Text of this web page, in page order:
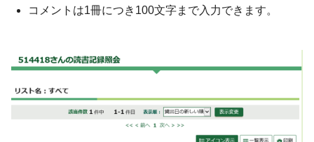
コメントは1冊につき100文字まで入力できます。